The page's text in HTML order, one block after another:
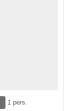
1 pers.